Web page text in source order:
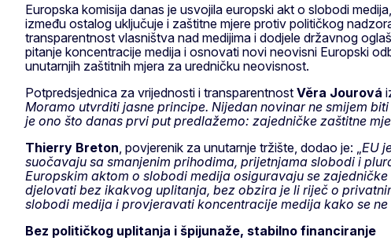
Europska komisija danas je usvojila europski akt o slobodi
između ostalog uključuje i zaštitne mjere protiv političkog
transparentnost vlasništva nad medijima i dodjele državnog
pitanje koncentracije medija i osnovati novi neovisni Europski
unutarnjih zaštitnih mjera za uredničku neovisnost.
Potpredsjednica za vrijednosti i transparentnost Věra Jourová
Moramo utvrditi jasne principe. Nijedan novinar ne smijem
je ono što danas prvi put predlažemo: zajedničke zaštitne
Thierry Breton , povjerenik za unutarnje tržište, dodao je: „ EU
suočavaju sa smanjenim prihodima, prijetnjama slobodi i
Europskim aktom o slobodi medija osiguravaju se
djelovati bez ikakvog uplitanja, bez obzira je li riječ o
slobodi medija i provjeravati koncentracije medija kako se
Bez političkog uplitanja i špijunaže, stabilno financiranje